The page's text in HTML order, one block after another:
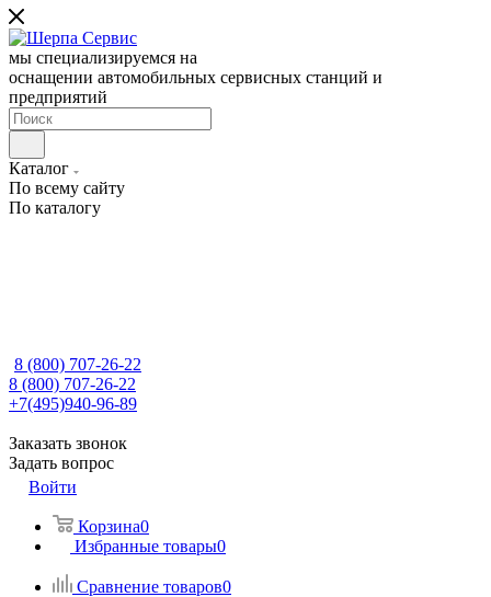
мы специализируемся на
оснащении автомобильных сервисных станций и
предприятий
Каталог
По всему сайту
По каталогу
8 (800) 707-26-22
8 (800) 707-26-22
+7(495)940-96-89
Заказать звонок
Задать вопрос
Войти
Корзина0
Избранные товары0
Сравнение товаров0